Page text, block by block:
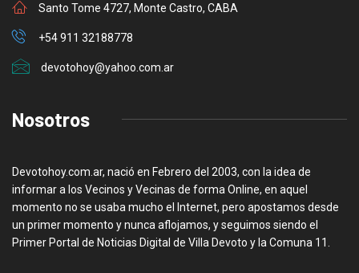
Santo Tome 4727, Monte Castro, CABA
+54 911 32188778
devotohoy@yahoo.com.ar
Nosotros
Devotohoy.com.ar, nació en Febrero del 2003, con la idea de
informar a los Vecinos y Vecinas de forma Online, en aquel
momento no se usaba mucho el Internet, pero apostamos desde
un primer momento y nunca aflojamos, y seguimos siendo el
Primer Portal de Noticias Digital de Villa Devoto y la Comuna 11.